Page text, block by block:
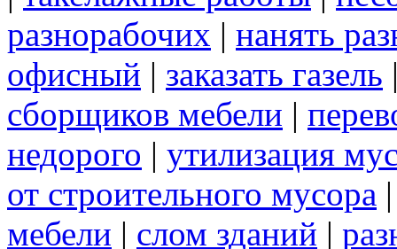
разнорабочих | нанять
офисный | заказать газель
сборщиков мебели |
недорого | утилизация
от строительного мусора
мебели | слом зданий |